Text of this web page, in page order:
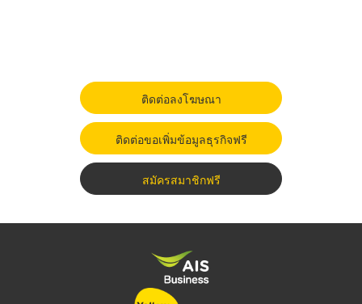
ติดต่อลงโฆษณา
ติดต่อขอเพิ่มข้อมูลธุรกิจฟรี
สมัครสมาชิกฟรี